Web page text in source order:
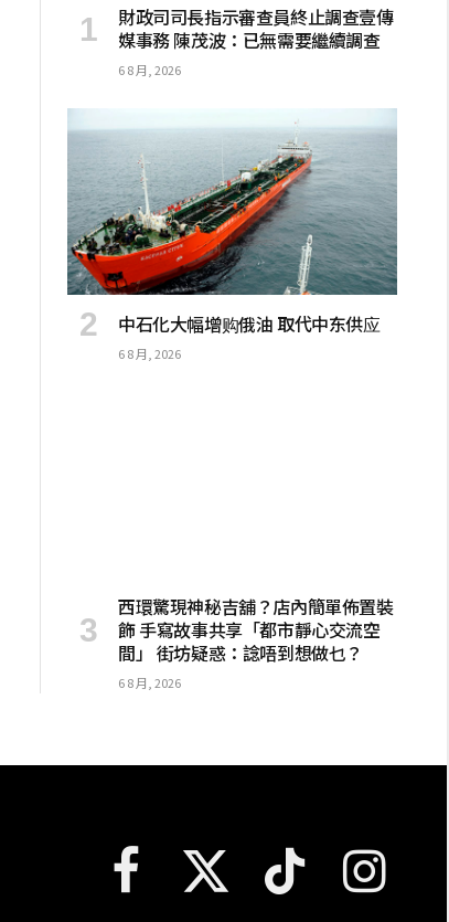
財政司司長指示審查員終止調查壹傳
媒事務 陳茂波：已無需要繼續調查
6 8 月, 2026
中石化大幅增购俄油 取代中东供应
6 8 月, 2026
西環驚現神秘吉舖？店內簡單佈置裝
飾 手寫故事共享「都市靜心交流空
間」 街坊疑惑：諗唔到想做乜？
6 8 月, 2026
Facebook X
TikTok Instagram